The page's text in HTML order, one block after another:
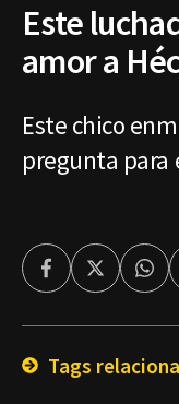
Este
amor a
Este chico
pregunta para
FacebookTwitter
Tags